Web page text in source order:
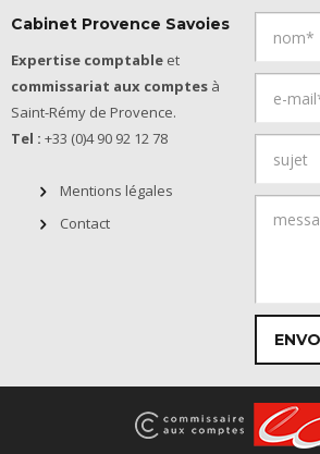
Cabinet Provence Savoies
Expertise comptable et
commissariat aux comptes à
Saint-Rémy de Provence.
Tel : +33 (0)4 90 92 12 78
Mentions légales
Contact